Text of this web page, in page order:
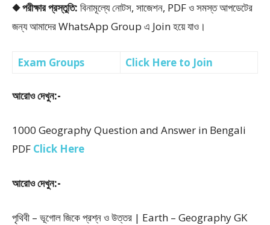
◆ পরীক্ষার প্রস্তুতি: বিনামূল্যে নোটস, সাজেশন, PDF ও সমস্ত আপডেটের
জন্য আমাদের WhatsApp Group এ Join হয়ে যাও।
Exam Groups Click Here to Join
আরোও দেখুন:-
1000 Geography Question and Answer in Bengali
PDF Click Here
আরোও দেখুন:-
পৃথিবী – ভূগোল জিকে প্রশ্ন ও উত্তর | Earth – Geography GK